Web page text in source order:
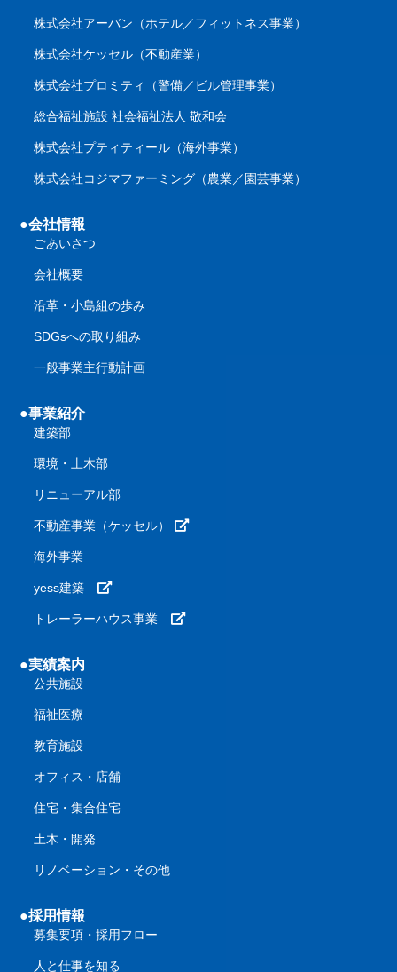
株式会社アーバン（ホテル／フィットネス事業）
株式会社ケッセル（不動産業）
株式会社プロミティ（警備／ビル管理事業）
総合福祉施設 社会福祉法人 敬和会
株式会社プティティール（海外事業）
株式会社コジマファーミング（農業／園芸事業）
●会社情報
ごあいさつ
会社概要
沿革・小島組の歩み
SDGsへの取り組み
一般事業主行動計画
●事業紹介
建築部
環境・土木部
リニューアル部
不動産事業（ケッセル）
海外事業
yess建築
トレーラーハウス事業
●実績案内
公共施設
福祉医療
教育施設
オフィス・店舗
住宅・集合住宅
土木・開発
リノベーション・その他
●採用情報
募集要項・採用フロー
人と仕事を知る